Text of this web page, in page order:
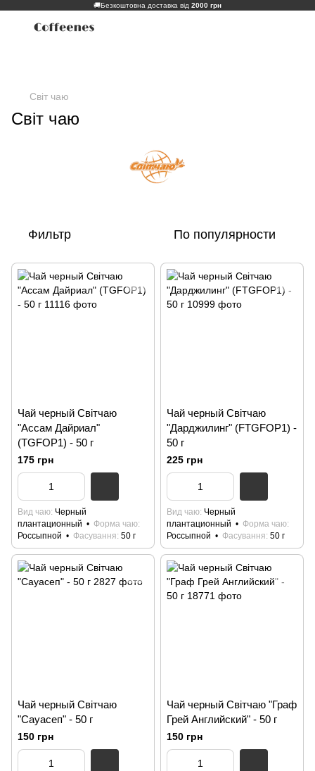
🚚Безкоштовна доставка від 2000 грн
Світ чаю
Світ чаю
Фильтр По популярности
Чай черный Світчаю
"Ассам Дайриал"
(TGFOP1) - 50 г
175 грн
Вид чаю Черный
плантационный
Форма чаю
Россыпной
Фасування 50 г
Чай черный Світчаю
"Дарджилинг" (FTGFOP1) -
50 г
225 грн
Вид чаю Черный
плантационный
Форма чаю
Россыпной
Фасування 50 г
Чай черный Світчаю
"Сауасеп" - 50 г
150 грн
Чай черный Світчаю "Граф
Грей Английский" - 50 г
150 грн